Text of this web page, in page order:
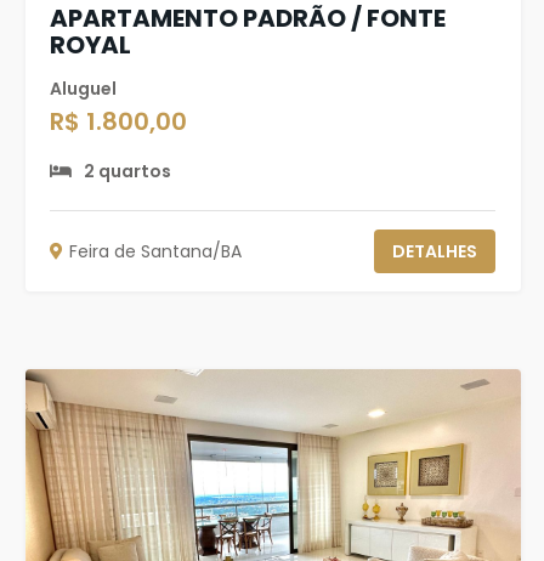
APARTAMENTO PADRÃO / FONTE
ROYAL
Aluguel
R$ 1.800,00
2 quartos
Feira de Santana/BA DETALHES